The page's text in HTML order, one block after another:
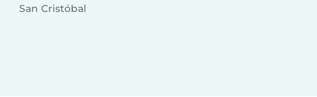
San Cristóbal